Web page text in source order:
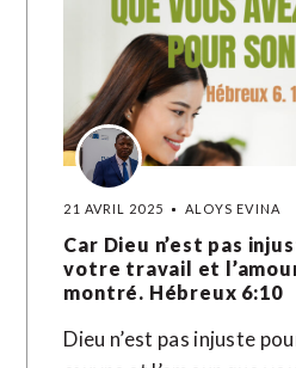
21 AVRIL 2025 ALOYS EVINA
Car Dieu n’est pas
votre travail et
montré. Hébreux 6:10
Dieu n’est pas injuste